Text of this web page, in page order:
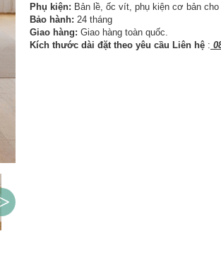
Phụ kiện: Bản lề, ốc vít, phụ kiện cơ bản
Bảo hành: 24 tháng
Giao hàng: Giao hàng toàn quốc.
Kích thước dài đặt theo yêu cầu Liên hệ :